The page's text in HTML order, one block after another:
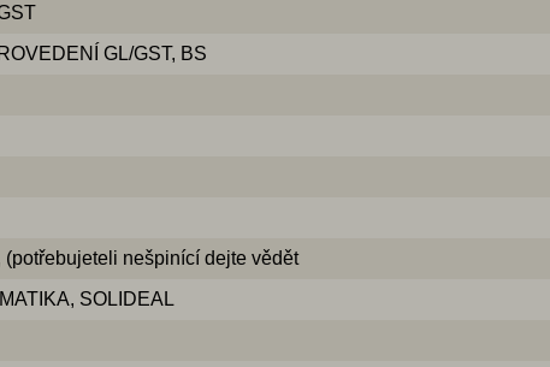
GL/GST, BS
nešpinící dejte vědět
SOLIDEAL